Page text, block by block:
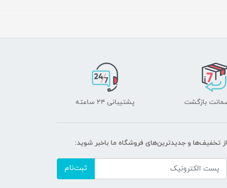
پشتیبانی ۲۴ ساعته
از تخفیف‌ها و جدیدترین‌های فروشگاه ما باخبر شوید:
ثبت‌نام